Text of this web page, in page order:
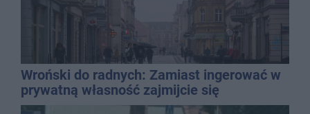
Wroński do radnych: Zamiast ingerować w
prywatną własność zajmijcie się
gospodarką